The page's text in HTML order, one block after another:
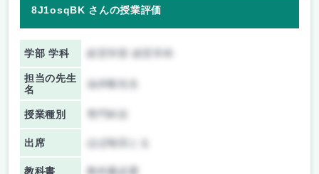
8J1osqBK さんの授業評価
学部 学科
担当の先生
名
油井毅先生
授業種別
出席 ほぼ毎回とる
教科書 教科書必要